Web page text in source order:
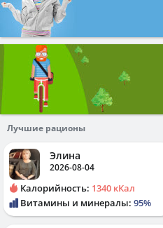
Лучшие рационы
Элина
2026-08-04
Калорийность: 1340 кКал
Витамины и минералы: 95%